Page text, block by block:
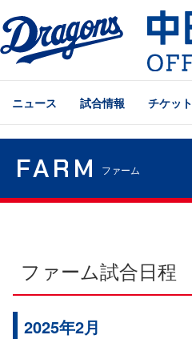
ニュース 試合情報 チケット
FARM ファーム
ファーム試合日程
2025年2月